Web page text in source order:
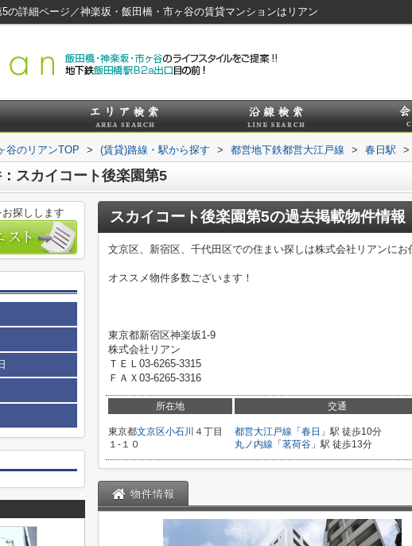
の詳細ページ／神楽坂・飯田橋・市ヶ谷の賃貸マンションはリアン
谷のリアンTOP > (賃貸)路線・駅から探す > 都営地下鉄都営大江戸線 > 春日駅 >
スカイコート後楽園第5
スカイコート後楽園第5の過去掲載物件情報
文京区、新宿区、千代田区での住まい探しは株式会社リアンにお
オススメ物件多数ございます！
東京都新宿区神楽坂1-9
株式会社リアン
ＴＥＬ03-6265-3315
ＦＡＸ03-6265-3316
所在地 交通
東京都文京区小石川 ４丁目
１-１０
都営大江戸線 「 春日 」駅 徒歩10分
丸ノ内線 「 茗荷谷 」駅 徒歩13分
物件情報
探しします